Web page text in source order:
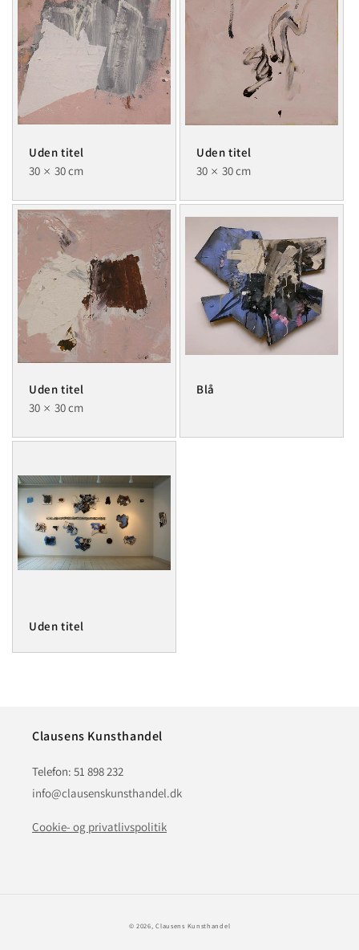
Uden titel
30
30 cm
Uden titel
30
30 cm
Uden titel
30
30 cm
Blå
Uden titel
Clausens Kunsthandel
Telefon: 51 898 232
info@clausenskunsthandel.dk
Cookie- og privatlivspolitik
© 2026,Clausens Kunsthandel